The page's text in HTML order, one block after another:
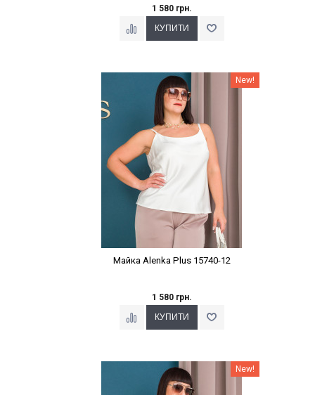
1 580 грн.
Наклейки Варіант з % New!
Майка Alenka Plus 15740-12
1 580 грн.
Наклейки Варіант з % New!